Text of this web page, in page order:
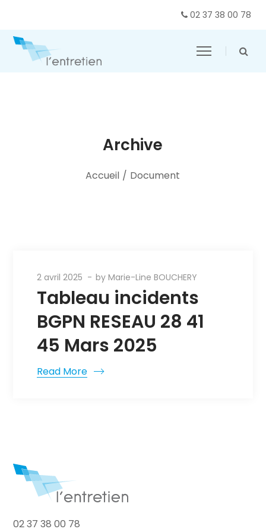
02 37 38 00 78
Archive
Accueil / Document
2 avril 2025 byMarie-Line BOUCHERY
Tableau incidents
BGPN RESEAU 28 41
45 Mars 2025
Read More
02 37 38 00 78